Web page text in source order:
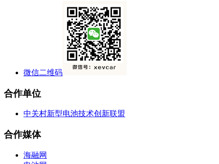
微信二维码
合作单位
中关村新型电池技术创新联盟
合作媒体
海融网